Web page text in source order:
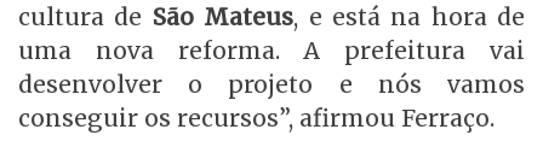
cultura de São Mateus, e está na hora de
uma nova reforma. A prefeitura vai
desenvolver o projeto e nós vamos
conseguir os recursos”, afirmou Ferraço.